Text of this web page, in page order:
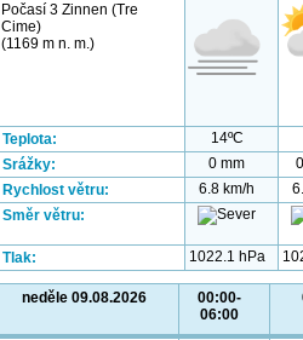
Počasí 3 Zinnen (Tre
Cime)
(1169 m n. m.)
Teplota:
14ºC
Srážky:
0 mm
Rychlost větru:
6.8 km/h
Směr větru:
Tlak: 1022.1 hPa
neděle 09.08.2026
00:00-
06:00